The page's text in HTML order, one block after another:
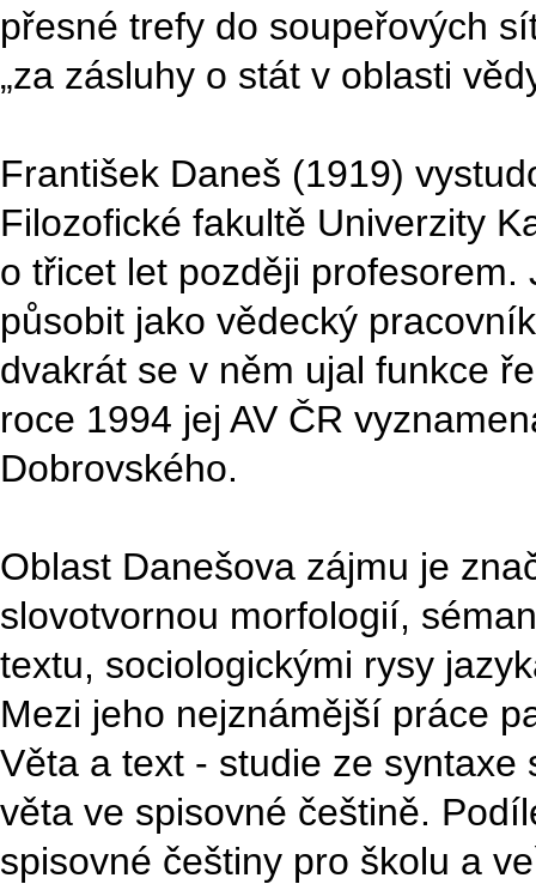
přesné trefy do soupeřových
„za zásluhy o stát v oblasti
František Daneš (1919)
Filozofické fakultě Univerzity
o třicet let později
působit jako vědecký
dvakrát se v něm ujal funkce
roce 1994 jej AV ČR
Dobrovského.
Oblast Danešova zájmu je
slovotvornou morfologií,
textu, sociologickými rysy
Mezi jeho nejznámější práce
Věta a text - studie ze
věta ve spisovné češtině.
spisovné češtiny pro školu a